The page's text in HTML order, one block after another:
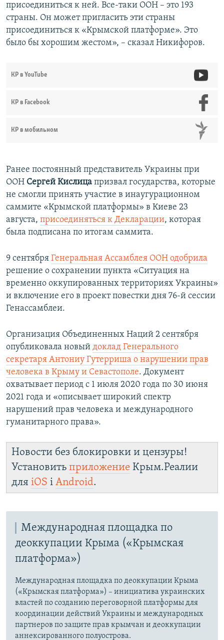
присоединиться к ней. Все-таки ООН – это 193
страны. Он может пригласить эти страны
присоединиться к «Крымской платформе». Это
было бы хорошим жестом», – сказал Никифоров.
КР в YouTube
КР в Facebook
КР в мобильном
Ранее постоянный представитель Украины при
ООН Сергей Кислица призвал государства, которые
не смогли принять участие в инаугурационном
саммите «Крымской платформы» в Киеве 23
августа, присоединяться к Декларации, которая
была подписана по итогам саммита.
9 сентября Генеральная Ассамблея ООН одобрила
решение о сохранении пункта «Ситуация на
временно оккупированных территориях Украины»
и включение его в проект повестки дня 76-й сессии
Генассамблеи.
Организация Объединенных Наций 2 сентября
опубликовала новый доклад Генерального
секретаря Антониу Гутерриша о нарушении прав
человека в Крыму и Севастополе. Документ
охватывает период с 1 июля 2020 года по 30 июня
2021 года и «описывает широкий спектр
нарушений прав человека и международного
гуманитарного права».
Новости без блокировки и цензуры!
Установить приложение Крым.Реалии
для iOS і Android.
Международная площадка по
деоккупации Крыма («Крымская
платформа»)
Международная площадка по деоккупации Крыма
(«Крымская платформа») – инициатива украинских
властей по созданию переговорной платформы для
координации действий Украины и международных
партнеров по защите прав крымчан и деоккупации
аннексированного полуострова.